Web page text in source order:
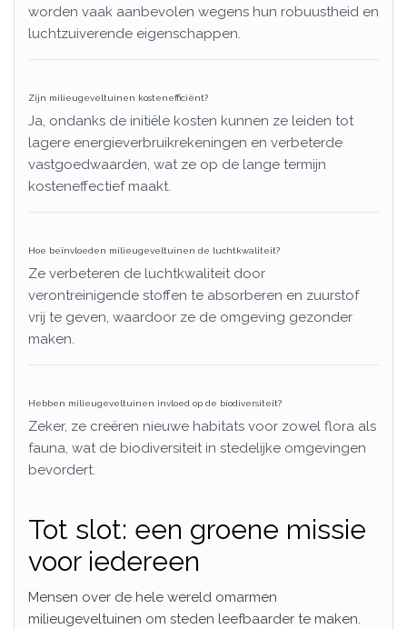
worden vaak aanbevolen wegens hun robuustheid en
luchtzuiverende eigenschappen.
Zijn milieugeveltuinen kostenefficiënt?
Ja, ondanks de initiële kosten kunnen ze leiden tot
lagere energieverbruikrekeningen en verbeterde
vastgoedwaarden, wat ze op de lange termijn
kosteneffectief maakt.
Hoe beïnvloeden milieugeveltuinen de luchtkwaliteit?
Ze verbeteren de luchtkwaliteit door
verontreinigende stoffen te absorberen en zuurstof
vrij te geven, waardoor ze de omgeving gezonder
maken.
Hebben milieugeveltuinen invloed op de biodiversiteit?
Zeker, ze creëren nieuwe habitats voor zowel flora als
fauna, wat de biodiversiteit in stedelijke omgevingen
bevordert.
Tot slot: een groene missie
voor iedereen
Mensen over de hele wereld omarmen
milieugeveltuinen om steden leefbaarder te maken.